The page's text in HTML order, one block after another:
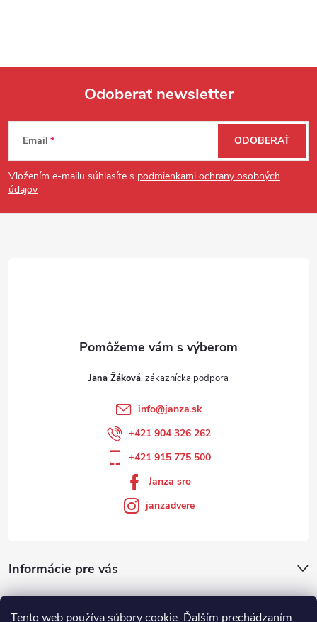
Tento web používa súbory cookie. Ďalším prechádzaním
Zápätie
Odoberať newsletter
Email
Vložením e-mailu súhlasíte s podmienkami ochrany osobných
údajov
ODOBERAŤ
Informácie pre vás
Jana Žáková
info@janza.sk
+421 904 326 262
+421 915 775 500
Janza sro
janzadvere